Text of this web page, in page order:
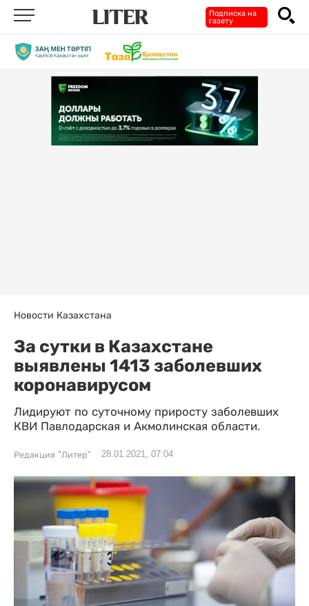
Подписка на
газету
Новости Казахстана
За сутки в Казахстане
выявлены 1413 заболевших
коронавирусом
Лидируют по суточному приросту заболевших
КВИ Павлодарская и Акмолинская области.
Редакция "Литер" 28.01.2021, 07:04